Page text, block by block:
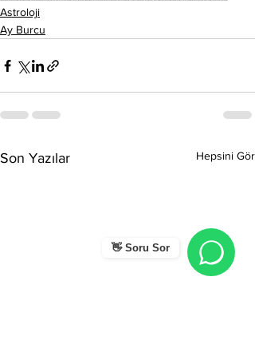
👋 Soru Sor
Astroloji
Ay Burcu
Son Yazılar Hepsini Gör